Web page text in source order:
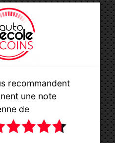
recommandent
une note
de